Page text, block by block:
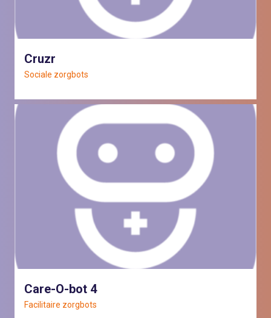
Cruzr
Sociale zorgbots
Care-O-bot 4
Facilitaire zorgbots